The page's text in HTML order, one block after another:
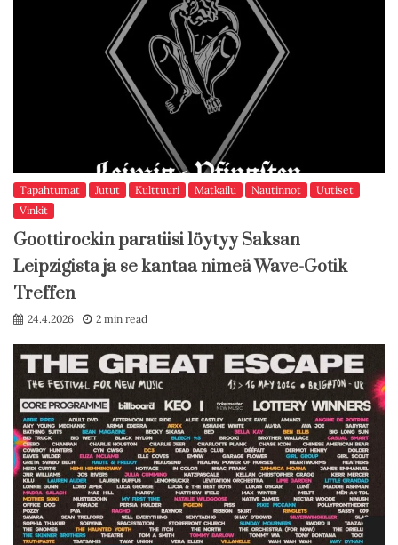
Tapahtumat Jutut Kulttuuri Matkailu Nautinnot
Uutiset
Vinkit
Goottirockin paratiisi löytyy Saksan
Leipzigista ja se kantaa nimeä Wave-Gotik
Treffen
24.4.2026 2 min read